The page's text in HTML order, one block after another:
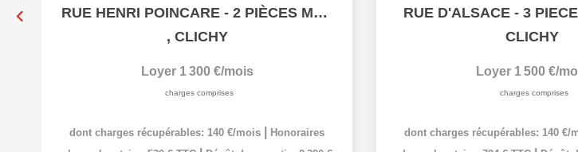
RUE HENRI POINCARE - 2 PIÈCES MEUBLÉ - 35 M²
, CLICHY
Loyer 1 300 €/mois
charges comprises
dont charges récupérables: 140 €/mois
Honoraires
RUE D'ALSACE - 3
CLICHY
Loyer 1 500 €/
charges comprises
dont charges récupérables: 140 €/